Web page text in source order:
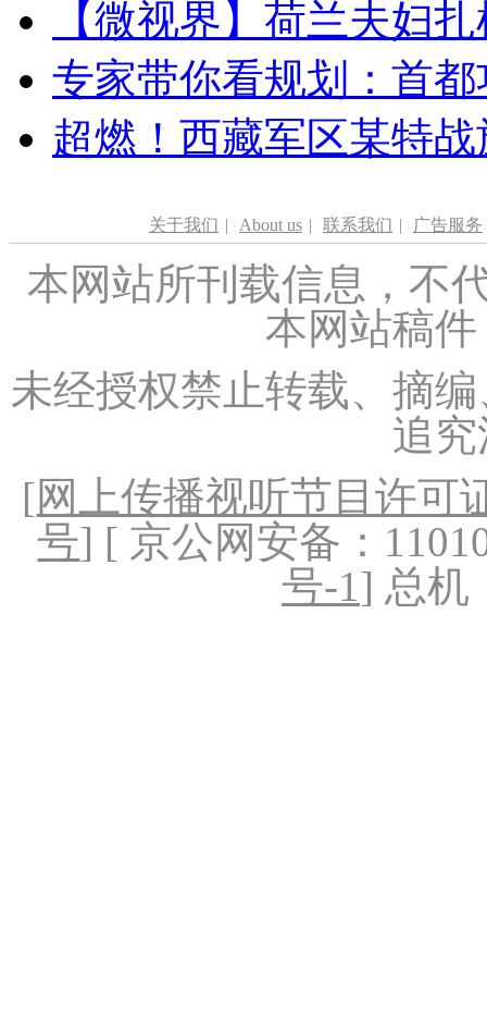
【微视界】荷兰夫妇
专家带你看规划：首
超燃！西藏军区某特
关于我们 | About us | 联系我们 | 广告服务
本网站所刊载信息，不
本网站稿
未经授权禁止转载、摘
追
[网上传播视听节目许可
号] [ 京公网安备：
号-1] 总机